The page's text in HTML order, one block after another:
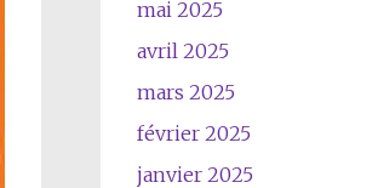
mai 2025
avril 2025
mars 2025
février 2025
janvier 2025